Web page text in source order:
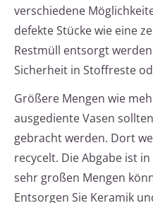
verschiedene
defekte Stücke wie eine
Restmüll entsorgt
Sicherheit in Stoffreste
Größere Mengen wie
ausgediente Vasen
gebracht werden. Dort
recycelt. Die Abgabe ist
sehr großen Mengen
Entsorgen Sie Keramik